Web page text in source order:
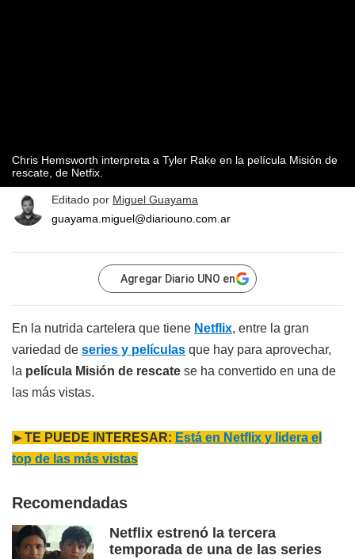
Chris Hemsworth interpreta a Tyler Rake en la película Misión de
rescate, de Netfix.
Editado por Miguel Guayama
guayama.miguel@diariouno.com.ar
Agregar Diario UNO en
En la nutrida cartelera que tiene Netflix, entre la gran
variedad de series y películas que hay para aprovechar,
la película Misión de rescate se ha convertido en una de
las más vistas.
►TE PUEDE INTERESAR: Está en Netflix y lidera el
top de las más vistas
Recomendadas
Netflix estrenó la tercera
temporada de una de las series